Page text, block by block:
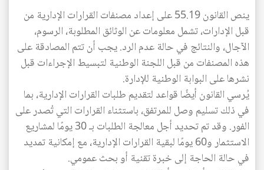
ينص القانون 55.19 على إعداد مصنفات القرارات الإدارية من
قبل الإدارات، تشمل معلومات عن الوثائق المطلوبة، الرسوم،
الآجال، والنتائج في حالة عدم الرد. يجب أن تتم المصادقة على
هذه المصنفات من قبل اللجنة الوطنية لتبسيط الإجراءات قبل
نشرها على البوابة الوطنية للإدارة.
يُرسي القانون أيضًا قواعد لتقديم طلبات القرارات الإدارية، بما
في ذلك تسليم وصل للمرتفق، باستثناء القرارات التي تُصدر على
الفور. وقد تم تحديد أجل معالجة الطلبات بـ 30 يومًا لمشاريع
الاستثمار و60 يومًا لبقية القرارات الإدارية، مع إمكانية تمديد
في حالة الحاجة إلى خبرة تقنية أو بحث عمومي.